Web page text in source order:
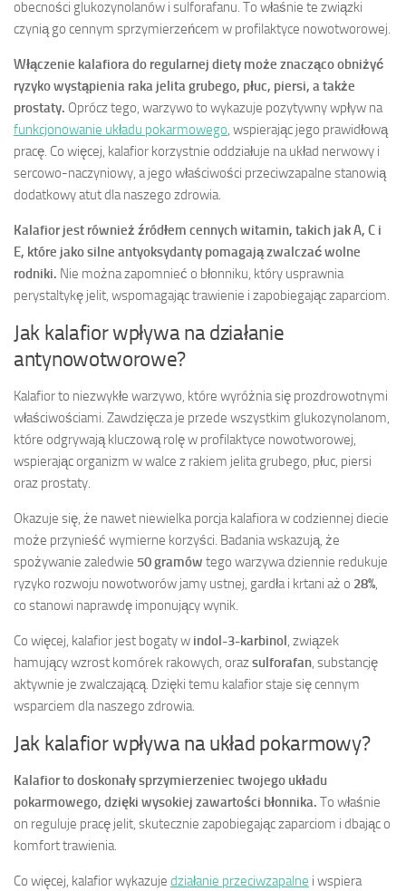
obecności glukozynolanów i sulforafanu. To właśnie te związki
czynią go cennym sprzymierzeńcem w profilaktyce nowotworowej.
Włączenie kalafiora do regularnej diety może znacząco obniżyć
ryzyko wystąpienia raka jelita grubego, płuc, piersi, a także
prostaty. Oprócz tego, warzywo to wykazuje pozytywny wpływ na
funkcjonowanie układu pokarmowego, wspierając jego prawidłową
pracę. Co więcej, kalafior korzystnie oddziałuje na układ nerwowy i
sercowo-naczyniowy, a jego właściwości przeciwzapalne stanowią
dodatkowy atut dla naszego zdrowia.
Kalafior jest również źródłem cennych witamin, takich jak A, C i
E, które jako silne antyoksydanty pomagają zwalczać wolne
rodniki. Nie można zapomnieć o błonniku, który usprawnia
perystaltykę jelit, wspomagając trawienie i zapobiegając zaparciom.
Jak kalafior wpływa na działanie
antynowotworowe?
Kalafior to niezwykłe warzywo, które wyróżnia się prozdrowotnymi
właściwościami. Zawdzięcza je przede wszystkim glukozynolanom,
które odgrywają kluczową rolę w profilaktyce nowotworowej,
wspierając organizm w walce z rakiem jelita grubego, płuc, piersi
oraz prostaty.
Okazuje się, że nawet niewielka porcja kalafiora w codziennej diecie
może przynieść wymierne korzyści. Badania wskazują, że
spożywanie zaledwie 50 gramów tego warzywa dziennie redukuje
ryzyko rozwoju nowotworów jamy ustnej, gardła i krtani aż o 28%,
co stanowi naprawdę imponujący wynik.
Co więcej, kalafior jest bogaty w indol-3-karbinol, związek
hamujący wzrost komórek rakowych, orazsulforafan, substancję
aktywnie je zwalczającą. Dzięki temu kalafior staje się cennym
wsparciem dla naszego zdrowia.
Jak kalafior wpływa na układ pokarmowy?
Kalafior to doskonały sprzymierzeniec twojego układu
pokarmowego, dzięki wysokiej zawartości błonnika. To właśnie
on reguluje pracę jelit, skutecznie zapobiegając zaparciom i dbając o
komfort trawienia.
Co więcej, kalafior wykazuje działanie przeciwzapalne i wspiera